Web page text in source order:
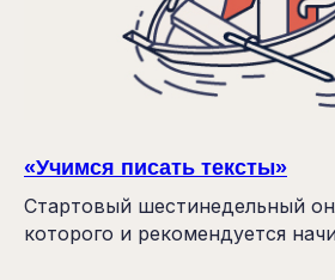
«Учимся писать тексты»
Стартовый шестинедельный
которого и рекомендуется